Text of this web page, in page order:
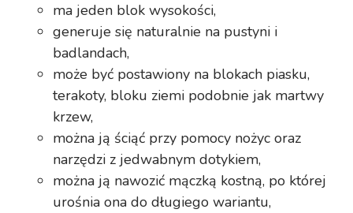
ma jeden blok wysokości,
generuje się naturalnie na pustyni i
badlandach,
może być postawiony na blokach piasku,
terakoty, bloku ziemi podobnie jak martwy
krzew,
można ją ściąć przy pomocy nożyc oraz
narzędzi z jedwabnym dotykiem,
można ją nawozić mączką kostną, po której
urośnia ona do długiego wariantu,